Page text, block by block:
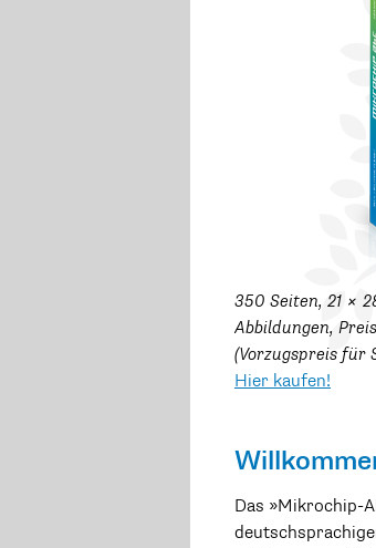
350 Seiten, 21 ×
Abbildungen,
(Vorzugspreis für
Hier kaufen!
Das »Mikrochip-